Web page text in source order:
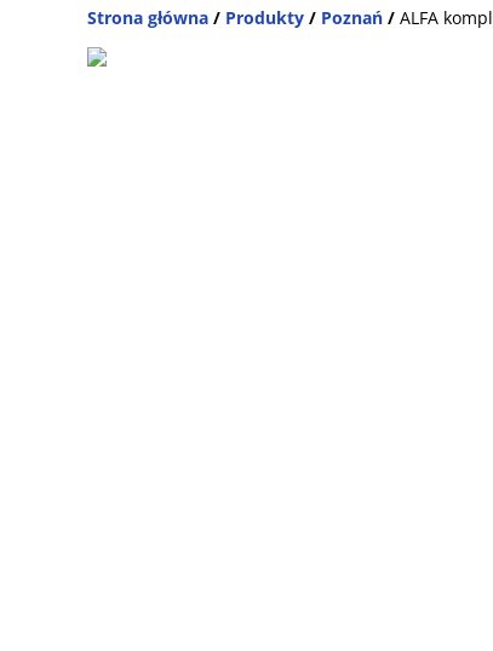
Strona główna / Produkty / Poznań / ALFA